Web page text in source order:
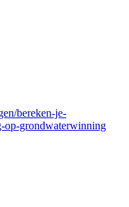
bereken-je-
op-grondwaterwinning